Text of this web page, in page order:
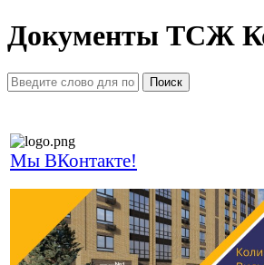
Документы ТСЖ
Поиск
Мы ВКонтакте!